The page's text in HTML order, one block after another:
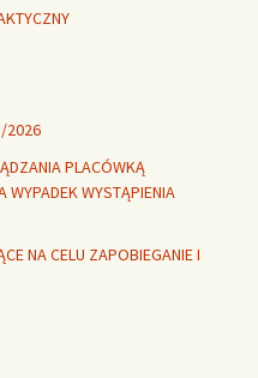
2026
PLACÓWKĄ
WYPADEK WYSTĄPIENIA
NA CELU ZAPOBIEGANIE I